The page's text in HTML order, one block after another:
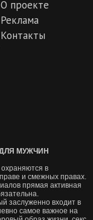
О проекте
Реклама
Контакты
ДЛЯ МУЖЧИН
в
и смежных правах.
прямая активная
заслуженно входит в
самое важное на